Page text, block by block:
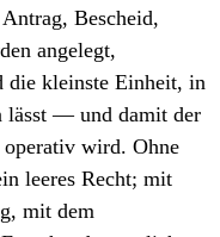
Bescheid,
angelegt,
die kleinste Einheit, in
lässt — und damit der
wird. Ohne
leeres Recht; mit
mit dem